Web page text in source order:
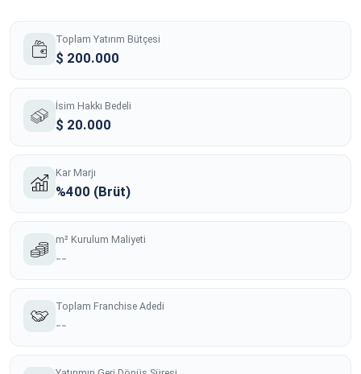
Toplam Yatırım Bütçesi
$ 200.000
İsim Hakkı Bedeli
$ 20.000
Kar Marjı
%400 (Brüt)
m² Kurulum Maliyeti
--
Toplam Franchise Adedi
--